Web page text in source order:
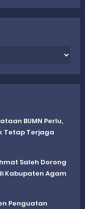
BUMN Perlu,
Tetap Terjaga
Saleh Dorong
Kabupaten Agam
Penguatan